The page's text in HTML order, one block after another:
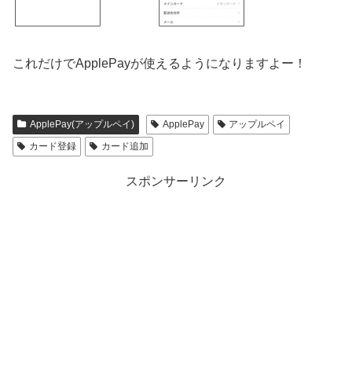
これだけでApplePayが使えるようになりますよー！
ApplePay(アップルペイ) ApplePay
アップルペイ
カード登録
カード追加
スポンサーリンク